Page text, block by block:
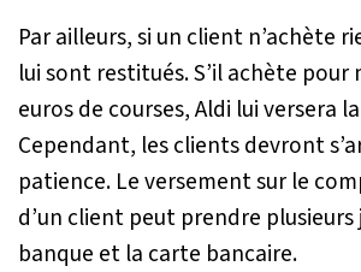
Par ailleurs, si un client n’achète
lui sont restitués. S’il achète pour
euros de courses, Aldi lui versera
Cependant, les clients devront
patience. Le versement sur le
d’un client peut prendre plusieurs
banque et la carte bancaire.